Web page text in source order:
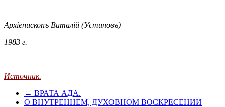
Архіепископъ Виталій (Устиновъ)
1983 г.
Источник.
← ВРАТА АДА.
О ВНУТРЕННЕМ, ДУХОВНОМ ВОСКРЕСЕНИИ